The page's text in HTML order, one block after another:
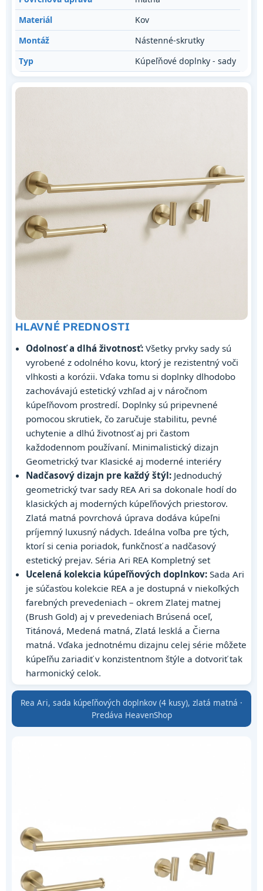
Materiál
Kov
Montáž
Nástenné-skrutky
Typ
Kúpeľňové doplnky - sady
HLAVNÉ PREDNOSTI
Odolnosť a dlhá životnosť: Všetky prvky sady sú
vyrobené z odolného kovu, ktorý je rezistentný voči
vlhkosti a korózii. Vďaka tomu si doplnky dlhodobo
zachovávajú estetický vzhľad aj v náročnom
kúpeľňovom prostredí. Doplnky sú pripevnené
pomocou skrutiek, čo zaručuje stabilitu, pevné
uchytenie a dlhú životnosť aj pri častom
každodennom používaní. Minimalistický dizajn
Geometrický tvar Klasické aj moderné interiéry
Nadčasový dizajn pre každý štýl: Jednoduchý
geometrický tvar sady REA Ari sa dokonale hodí do
klasických aj moderných kúpeľňových priestorov.
Zlatá matná povrchová úprava dodáva kúpeľni
príjemný luxusný nádych. Ideálna voľba pre tých,
ktorí si cenia poriadok, funkčnosť a nadčasový
estetický prejav. Séria Ari REA Kompletný set
Ucelená kolekcia kúpeľňových doplnkov: Sada Ari
je súčasťou kolekcie REA a je dostupná v niekoľkých
farebných prevedeniach – okrem Zlatej matnej
(Brush Gold) aj v prevedeniach Brúsená oceľ,
Titánová, Medená matná, Zlatá lesklá a Čierna
matná. Vďaka jednotnému dizajnu celej série môžete
kúpeľňu zariadiť v konzistentnom štýle a dotvoriť tak
harmonický celok.
Rea Ari, sada kúpeľňových doplnkov (4 kusy), zlatá matná ·
Predáva HeavenShop